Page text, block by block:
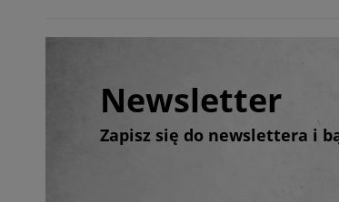
Newsletter
Zapisz się do newslettera i